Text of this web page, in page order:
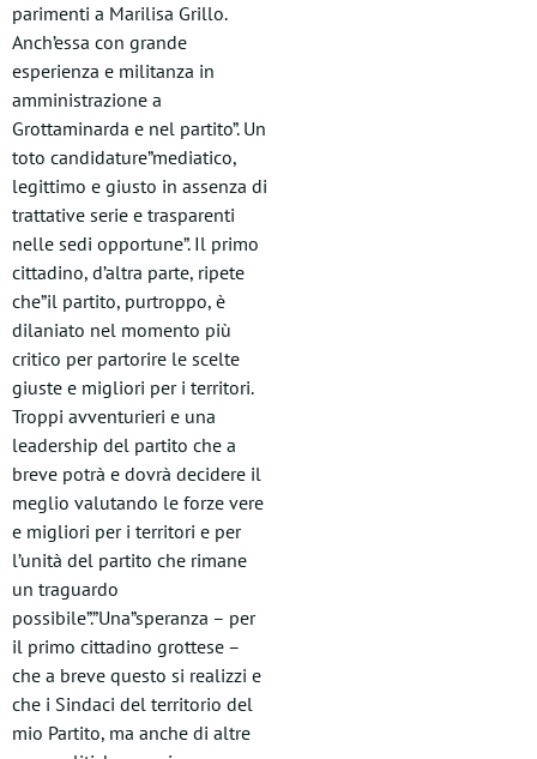
parimenti a Marilisa Grillo.
Anch’essa con grande
esperienza e militanza in
amministrazione a
Grottaminarda e nel partito”. Un
toto candidature”mediatico,
legittimo e giusto in assenza di
trattative serie e trasparenti
nelle sedi opportune”. Il primo
cittadino, d’altra parte, ripete
che”il partito, purtroppo, è
dilaniato nel momento più
critico per partorire le scelte
giuste e migliori per i territori.
Troppi avventurieri e una
leadership del partito che a
breve potrà e dovrà decidere il
meglio valutando le forze vere
e migliori per i territori e per
l’unità del partito che rimane
un traguardo
possibile”.”Una”speranza – per
il primo cittadino grottese –
che a breve questo si realizzi e
che i Sindaci del territorio del
mio Partito, ma anche di altre